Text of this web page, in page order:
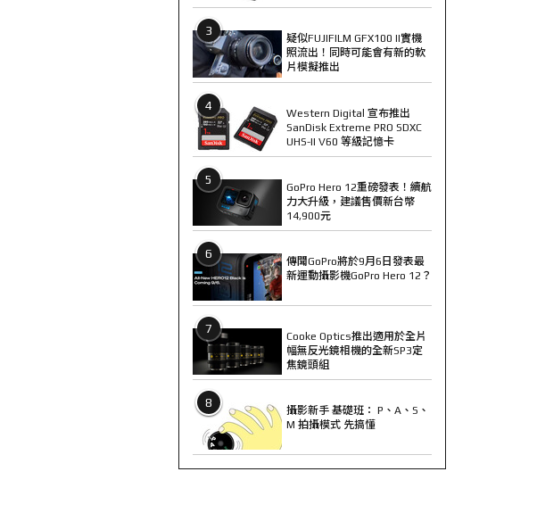
3
疑似FUJIFILM GFX100 II實機
照流出！同時可能會有新的軟
片模擬推出
4
Western Digital 宣布推出
SanDisk Extreme PRO SDXC
UHS-II V60 等級記憶卡
5
GoPro Hero 12重磅發表！續航
力大升級，建議售價新台幣
14,900元
6
傳聞GoPro將於9月6日發表最
新運動攝影機GoPro Hero 12？
7
Cooke Optics推出適用於全片
幅無反光鏡相機的全新SP3定
焦鏡頭組
8
攝影新手 基礎班： P、A、S、
M 拍攝模式 先搞懂